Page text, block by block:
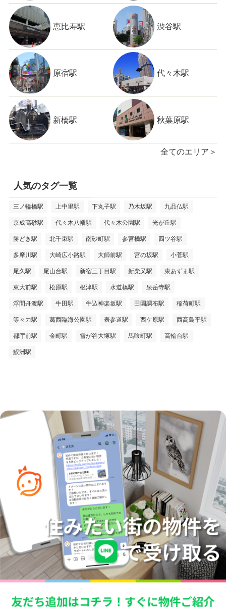
恵比寿駅 渋谷駅
原宿駅 代々木駅
新橋駅 秋葉原駅
全てのエリア＞
人気のタグ一覧
三ノ輪橋駅 上中里駅 下丸子駅 乃木坂駅 九品仏駅
京成高砂駅 代々木八幡駅 代々木公園駅 光が丘駅
勝どき駅 北千束駅 南砂町駅 参宮橋駅 四ツ谷駅
多摩川駅 大崎広小路駅 大師前駅 宮の坂駅 小菅駅
尾久駅 尾山台駅 新宿三丁目駅 新柴又駅 東あずま駅
東大前駅 松原駅 根津駅 水道橋駅 泉岳寺駅
浮間舟渡駅 牛田駅 牛込神楽坂駅 田園調布駅 稲荷町駅
等々力駅 葛西臨海公園駅 表参道駅 西ケ原駅 西高島平駅
都庁前駅 金町駅 雪が谷大塚駅 馬喰町駅 高輪台駅
鮫洲駅